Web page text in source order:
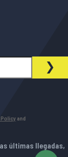
and
últimas llegadas,